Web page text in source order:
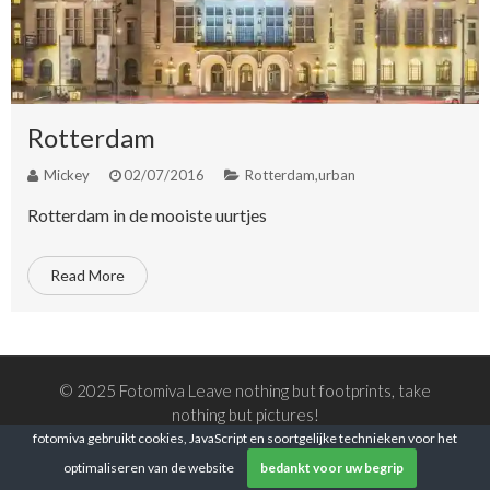
Rotterdam
Mickey 02/07/2016 Rotterdam,urban
Rotterdam in de mooiste uurtjes
Read More
© 2025 Fotomiva Leave nothing but footprints, take
nothing but pictures!
fotomiva gebruikt cookies, JavaScript en soortgelijke technieken voor het
optimaliseren van de website
bedankt voor uw begrip